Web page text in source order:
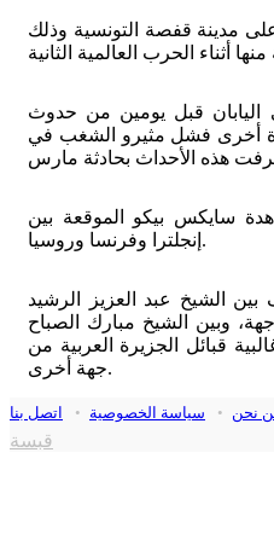
على مدينة قفصة التونسية وذلك
اليابان قبل يومين من حدوث
أخرى فشل مثيرو الشغب في
سايكس بيكو الموقعة بين
إنجلترا وفرنسا وروسيا.
بين الشيخ عبد العزيز الرشيد
وبين الشيخ مبارك الصباح
قبائل الجزيرة العربية من
جهة أخرى.
نحن • سياسة الخصوصية • اتصل بنا
قبسة